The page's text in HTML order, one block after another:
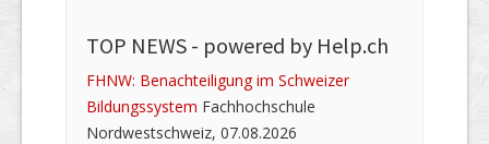
TOP NEWS - powered by Help.ch
FHNW: Benachteiligung im Schweizer
Bildungssystem Fachhochschule
Nordwestschweiz, 07.08.2026